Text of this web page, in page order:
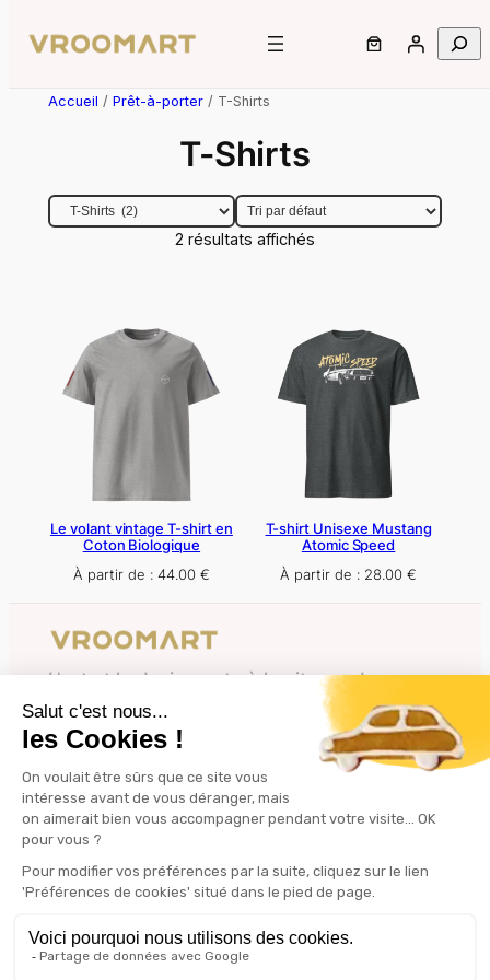
contenu
Accueil / Prêt-à-porter/ T-Shirts
T-Shirts
Catégories de produits
2 résultats affichés
Le volant vintage T-shirt en
Coton Biologique
À partir de : 44.00 €
T-shirt Unisexe Mustang
Atomic Speed
À partir de : 28.00€
L'art et le design auto à la vitesse de vos
rêves.
À propos de Vroomart
Confidentialité
Politique de confidentialité
CGV
Nous suivre
Modifier vos préférences enmatière de cookies